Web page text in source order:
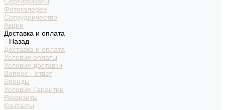
Фотогалерея
Сотрудничество
Акции
Доставка и оплата
Назад
Доставка и оплата
Условия оплаты
Условия доставки
Вопрос - ответ
Бренды
Условия Гарантии
Реквизиты
Контакты